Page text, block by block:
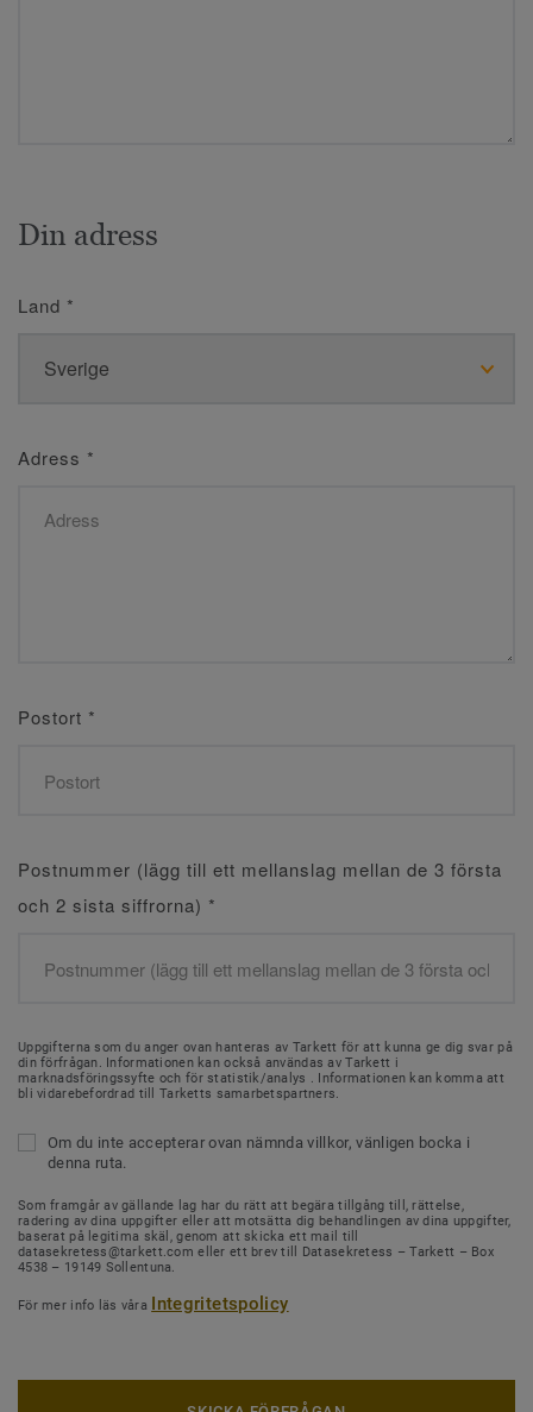
Din adress
Land *
Adress *
Postort *
Postnummer (lägg till ett mellanslag mellan de 3 första
och 2 sista siffrorna) *
Uppgifterna som du anger ovan hanteras av Tarkett för att kunna ge dig svar på
din förfrågan. Informationen kan också användas av Tarkett i
marknadsföringssyfte och för statistik/analys . Informationen kan komma att
bli vidarebefordrad till Tarketts samarbetspartners.
Om du inte accepterar ovan nämnda villkor, vänligen bocka i
denna ruta.
Som framgår av gällande lag har du rätt att begära tillgång till, rättelse,
radering av dina uppgifter eller att motsätta dig behandlingen av dina uppgifter,
baserat på legitima skäl, genom att skicka ett mail till
datasekretess@tarkett.com eller ett brev till Datasekretess – Tarkett – Box
4538 – 19149 Sollentuna.
För mer info läs våra Integritetspolicy